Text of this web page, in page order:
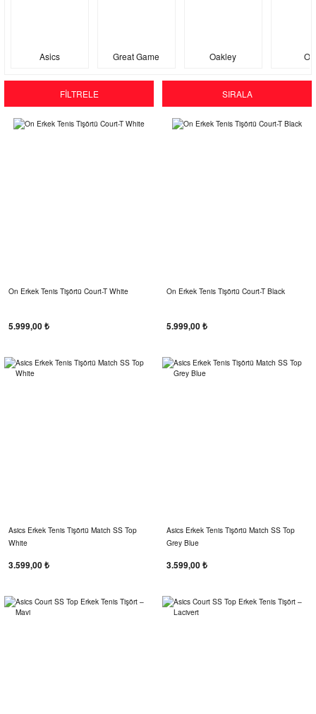
Asics Great Game Oakley On
FİLTRELE SIRALA
On Erkek Tenis Tişörtü Court-T White
5.999,00 ₺
On Erkek Tenis Tişörtü Court-T Black
5.999,00 ₺
Asics Erkek Tenis Tişörtü Match SS Top
White
3.599,00 ₺
Asics Erkek Tenis Tişörtü Match SS Top
Grey Blue
3.599,00 ₺